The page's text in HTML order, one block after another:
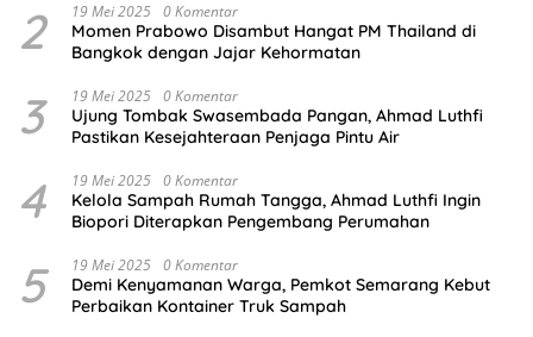
2 19 Mei 2025 0 Komentar
Momen Prabowo Disambut Hangat PM Thailand di
Bangkok dengan Jajar Kehormatan
3 19 Mei 2025 0 Komentar
Ujung Tombak Swasembada Pangan, Ahmad Luthfi
Pastikan Kesejahteraan Penjaga Pintu Air
4 19 Mei 2025 0 Komentar
Kelola Sampah Rumah Tangga, Ahmad Luthfi Ingin
Biopori Diterapkan Pengembang Perumahan
5 19 Mei 2025 0 Komentar
Demi Kenyamanan Warga, Pemkot Semarang Kebut
Perbaikan Kontainer Truk Sampah